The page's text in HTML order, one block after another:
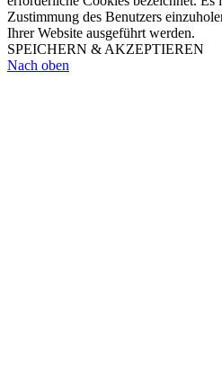
Zustimmung des Benutzers
Ihrer Website ausgeführt werden.
SPEICHERN & AKZEPTIEREN
Nach oben